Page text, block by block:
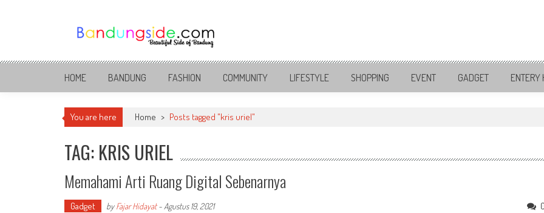
Bandung Side
Sisi Cantik Bandung
HOME BANDUNG FASHION COMMUNITY LIFESTYLE SHOPPING EVENT GADGET ENTERY
You are here Home > Posts tagged "kris uriel"
TAG: KRIS URIEL
Memahami Arti Ruang Digital Sebenarnya
Gadget byFajar Hidayat- Agustus 19, 2021